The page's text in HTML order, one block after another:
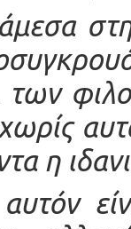
των
η